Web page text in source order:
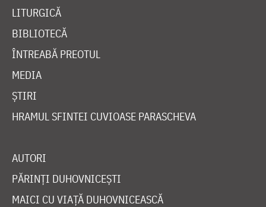
LITURGICĂ
BIBLIOTECĂ
ÎNTREABĂ PREOTUL
MEDIA
ȘTIRI
HRAMUL SFINTEI CUVIOASE PARASCHEVA
AUTORI
PĂRINȚI DUHOVNICEȘTI
MAICI CU VIAȚĂ DUHOVNICEASCĂ